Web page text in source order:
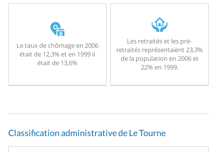
Le taux de chômage en 2006
était de 12,3% et en 1999 il
était de 13,6%
Les retraités et les pré-
retraités représentaient 23,3%
de la population en 2006 et
22% en 1999.
Classification administrative de Le Tourne